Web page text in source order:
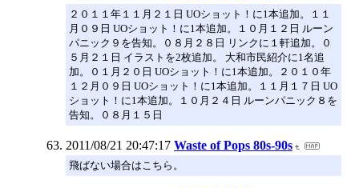
２０１１年１１月２１日 UOショット！に1本追加。１１
月０９日 UOショット！に1本追加。１０月１２日 ルーン
パニック９を告知。０８月２８日 リンクに１軒追加。０
５月２１日 イラストを2枚追加。 大和市民紹介に1名追
加。０１月２０日 UOショット！に1本追加。２０１０年
１２月０９日 UOショット！に1本追加。１１月１７日 UO
ショット！に1本追加。１０月２４日 ルーンパニック８を
告知。０８月１５日
2011/08/21 20:47:17 Waste of Pops 80s-90s
飛ばない場合はこちら。